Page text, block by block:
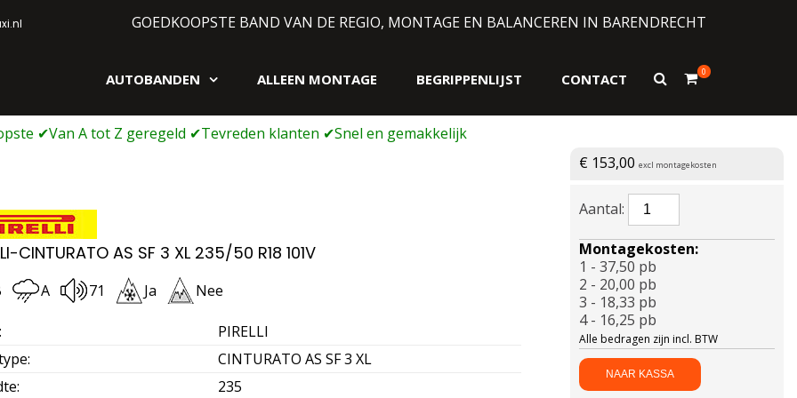
GOEDKOOPSTE BAND VAN DE REGIO, MONTAGE EN BALANCEREN IN BARENDRECHT
AUTOBANDEN ALLEEN MONTAGE BEGRIPPENLIJST CONTACT
Toon
0
CINTURATO AS SF 3 XL 235/50 R18 101V
€ 153,00 excl montagekosten
A 71 Ja Nee
:
PIRELLI
:
CINTURATO AS SF 3 XL
:
235
PIRELLI-
CINTURATO
AS
SF
3
XL
235/50
R18
101V
aantal
NAAR KASSA
Montagekosten:
1 - 37,50 pb
2 - 20,00 pb
3 - 18,33 pb
4 - 16,25 pb
Alle bedragen zijn incl. BTW